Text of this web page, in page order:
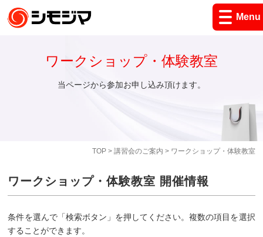
Menu
TOP> 講習会のご案内 > ワークショップ・体験教室
ワークショップ・体験教室
当ページから参加お申し込み頂けます。
ワークショップ・体験教室 開催情報
条件を選んで「検索ボタン」を押してください。複数の項目を選択
することができます。